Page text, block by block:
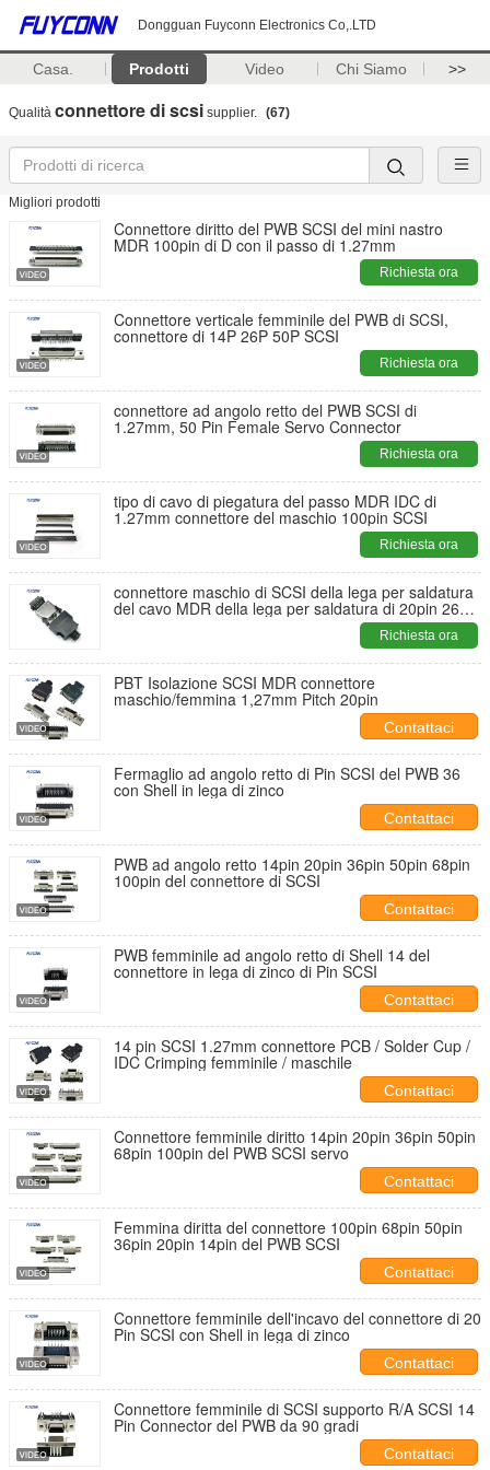
Dongguan Fuyconn Electronics Co,.LTD
Casa. Prodotti Video Chi Siamo >>
Qualità connettore di scsi supplier. (67)
Migliori prodotti
Connettore diritto del PWB SCSI del mini nastro
MDR 100pin di D con il passo di 1.27mm
Richiesta ora
Connettore verticale femminile del PWB di SCSI,
connettore di 14P 26P 50P SCSI
Richiesta ora
connettore ad angolo retto del PWB SCSI di
1.27mm, 50 Pin Female Servo Connector
Richiesta ora
tipo di cavo di piegatura del passo MDR IDC di
1.27mm connettore del maschio 100pin SCSI
Richiesta ora
connettore maschio di SCSI della lega per saldatura
del cavo MDR della lega per saldatura di 20pin 26pin
Richiesta ora
PBT Isolazione SCSI MDR connettore
maschio/femmina 1,27mm Pitch 20pin
Contattaci
Fermaglio ad angolo retto di Pin SCSI del PWB 36
con Shell in lega di zinco
Contattaci
PWB ad angolo retto 14pin 20pin 36pin 50pin 68pin
100pin del connettore di SCSI
Contattaci
PWB femminile ad angolo retto di Shell 14 del
connettore in lega di zinco di Pin SCSI
Contattaci
14 pin SCSI 1.27mm connettore PCB / Solder Cup /
IDC Crimping femminile / maschile
Contattaci
Connettore femminile diritto 14pin 20pin 36pin 50pin
68pin 100pin del PWB SCSI servo
Contattaci
Femmina diritta del connettore 100pin 68pin 50pin
36pin 20pin 14pin del PWB SCSI
Contattaci
Connettore femminile dell'incavo del connettore di 20
Pin SCSI con Shell in lega di zinco
Contattaci
Connettore femminile di SCSI supporto R/A SCSI 14
Pin Connector del PWB da 90 gradi
Contattaci